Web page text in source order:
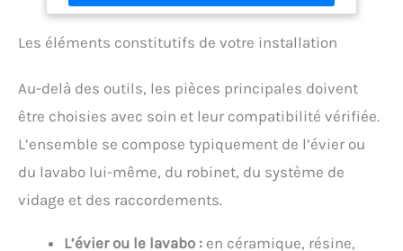
pour maintenir les cliquets/douilles/clés - 4 Pieds
FACILE : 2 positions d’ouverture du panneau central
avec doublage intérieur - Charnières métal avec
blocage en position ouverte - Attaches métal - Coins
Les éléments constitutifs de votre installation
Au-delà des outils, les pièces principales doivent
être choisies avec soin et leur compatibilité vérifiée.
L’ensemble se compose typiquement de l’évier ou
du lavabo lui-même, du robinet, du système de
vidage et des raccordements.
L’évier ou le lavabo : en céramique, résine,